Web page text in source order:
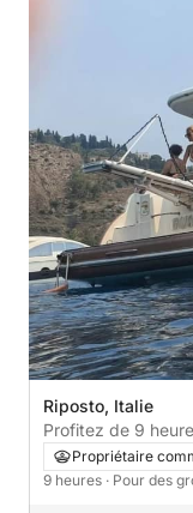
Riposto, Italie
Profitez de 9
Propriétaire
9 heures · Pour des